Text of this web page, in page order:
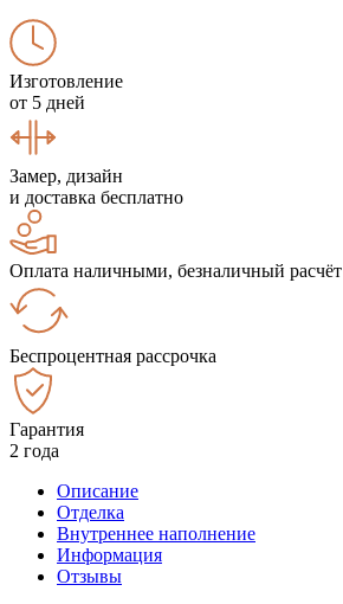
Изготовление
от 5 дней
Замер, дизайн
и доставка бесплатно
Оплата наличными, безналичный расчёт
Беспроцентная рассрочка
Гарантия
2 года
Описание
Отделка
Внутреннее наполнение
Информация
Отзывы